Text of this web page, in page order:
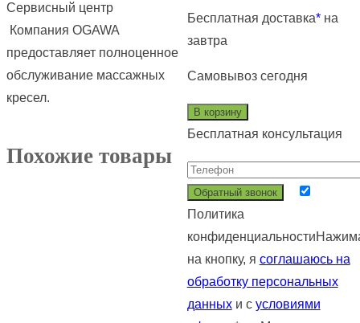
000 ₽.
Бесплатная доставка* на
завтра
Самовывоз сегодня
В корзину
Бесплатная консультация
Политика
конфиденциальности
на кнопку, я соглашаюсь на
обработку персональных
данныхи с условиями
Сервисный центр
Компания OGAWA
предоставляет полноценное
обслуживание массажных
кресел.
Похожие товары